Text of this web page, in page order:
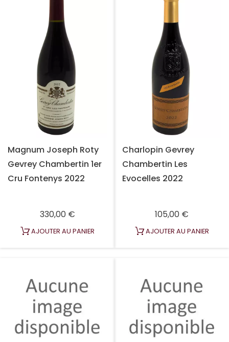
Magnum Joseph Roty
Gevrey Chambertin 1er
Cru Fontenys 2022
330,00 €Prix
AJOUTER AU PANIER
Charlopin Gevrey
Chambertin Les
Evocelles 2022
105,00 €
AJOUTER AU PANIER